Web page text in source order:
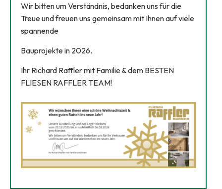
Wir bitten um Verständnis, bedanken uns für die
Treue und freuen uns gemeinsam mit Ihnen auf viele
spannende
Bauprojekte in 2026.
Ihr Richard Raffler mit Familie & dem BESTEN
FLIESEN RAFFLER TEAM!